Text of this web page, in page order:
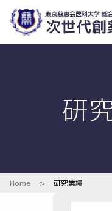
研
Home > 研究業績